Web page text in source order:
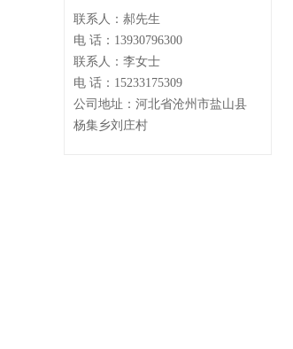
联系人：郝先生
电 话：13930796300
联系人：李女士
电 话：15233175309
公司地址：河北省沧州市盐山县
杨集乡刘庄村